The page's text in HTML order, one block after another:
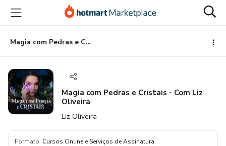
para
conteúdo
principal
para
pagamento
para
rodapé
Magia com Pedras e Cristais - Com Liz Oliveira
Magia com Pedras e Cristais - Com Liz
Oliveira
Liz Oliveira
Formato: Cursos Online e Serviços de Assinatura